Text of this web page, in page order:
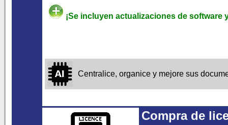
¡Se incluyen actualizaciones de software
Centralice, organice y mejore sus
Compra de